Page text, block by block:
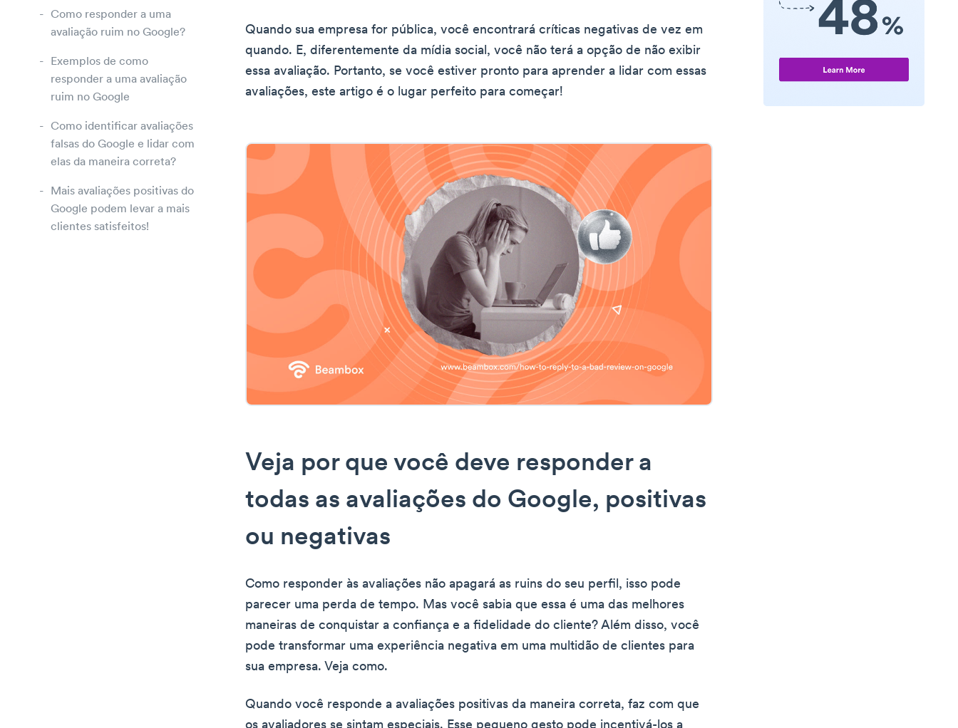
Como responder a uma
avaliação ruim no Google?
Exemplos de como
responder a uma avaliação
ruim no Google
Como identificar avaliações
falsas do Google e lidar com
elas da maneira correta?
Mais avaliações positivas do
Google podem levar a mais
clientes satisfeitos!
Quando sua empresa for pública, você encontrará críticas negativas de vez em
quando. E, diferentemente da mídia social, você não terá a opção de não exibir
essa avaliação. Portanto, se você estiver pronto para aprender a lidar com essas
avaliações, este artigo é o lugar perfeito para começar!
Veja por que você deve responder a
todas as avaliações do Google, positivas
ou negativas
Como responder às avaliações não apagará as ruins do seu perfil, isso pode
parecer uma perda de tempo. Mas você sabia que essa é uma das melhores
maneiras de conquistar a confiança e a fidelidade do cliente? Além disso, você
pode transformar uma experiência negativa em uma multidão de clientes para
sua empresa. Veja como.
Quando você responde a avaliações positivas da maneira correta, faz com que